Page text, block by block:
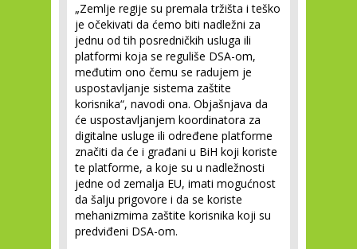
„Zemlje regije su premala tržišta i teško
je očekivati da ćemo biti nadležni za
jednu od tih posredničkih usluga ili
platformi koja se reguliše DSA-om,
međutim ono čemu se radujem je
uspostavljanje sistema zaštite
korisnika“, navodi ona. Objašnjava da
će uspostavljanjem koordinatora za
digitalne usluge ili određene platforme
značiti da će i građani u BiH koji koriste
te platforme, a koje su u nadležnosti
jedne od zemalja EU, imati mogućnost
da šalju prigovore i da se koriste
mehanizmima zaštite korisnika koji su
predviđeni DSA-om.